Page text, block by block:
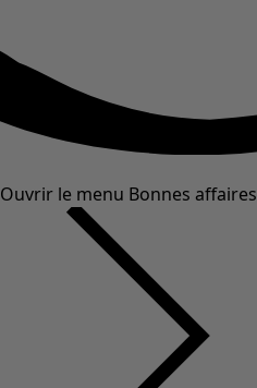
Ouvrir le menu Bonnes affaires